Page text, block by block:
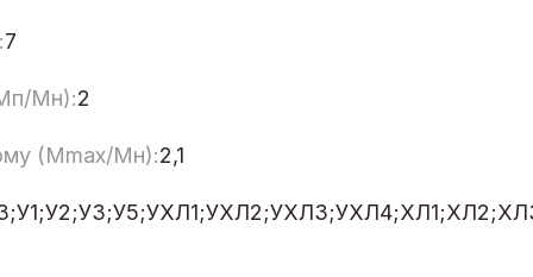
7
Мн):2
(Мmax/Мн):2,1